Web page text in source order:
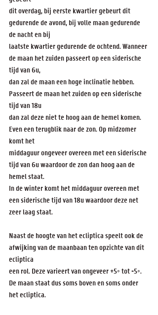
dit overdag, bij eerste kwartier gebeurt dit
gedurende de avond, bij volle maan gedurende
de nacht en bij
laatste kwartier gedurende de ochtend. Wanneer
de maan het zuiden passeert op een siderische
tijd van 6u,
dan zal de maan een hoge inclinatie hebben.
Passeert de maan het zuiden op een siderische
tijd van 18u
dan zal deze niet te hoog aan de hemel komen.
Even een terugblik naar de zon. Op midzomer
komt het
middaguur ongeveer overeen met een siderische
tijd van 6u waardoor de zon dan hoog aan de
hemel staat.
In de winter komt het middaguur overeen met
een siderische tijd van 18u waardoor deze net
zeer laag staat.
Naast de hoogte van het ecliptica speelt ook de
afwijking van de maanbaan ten opzichte van dit
ecliptica
een rol. Deze varieert van ongeveer +5◦ tot -5◦.
De maan staat dus soms boven en soms onder
het ecliptica.